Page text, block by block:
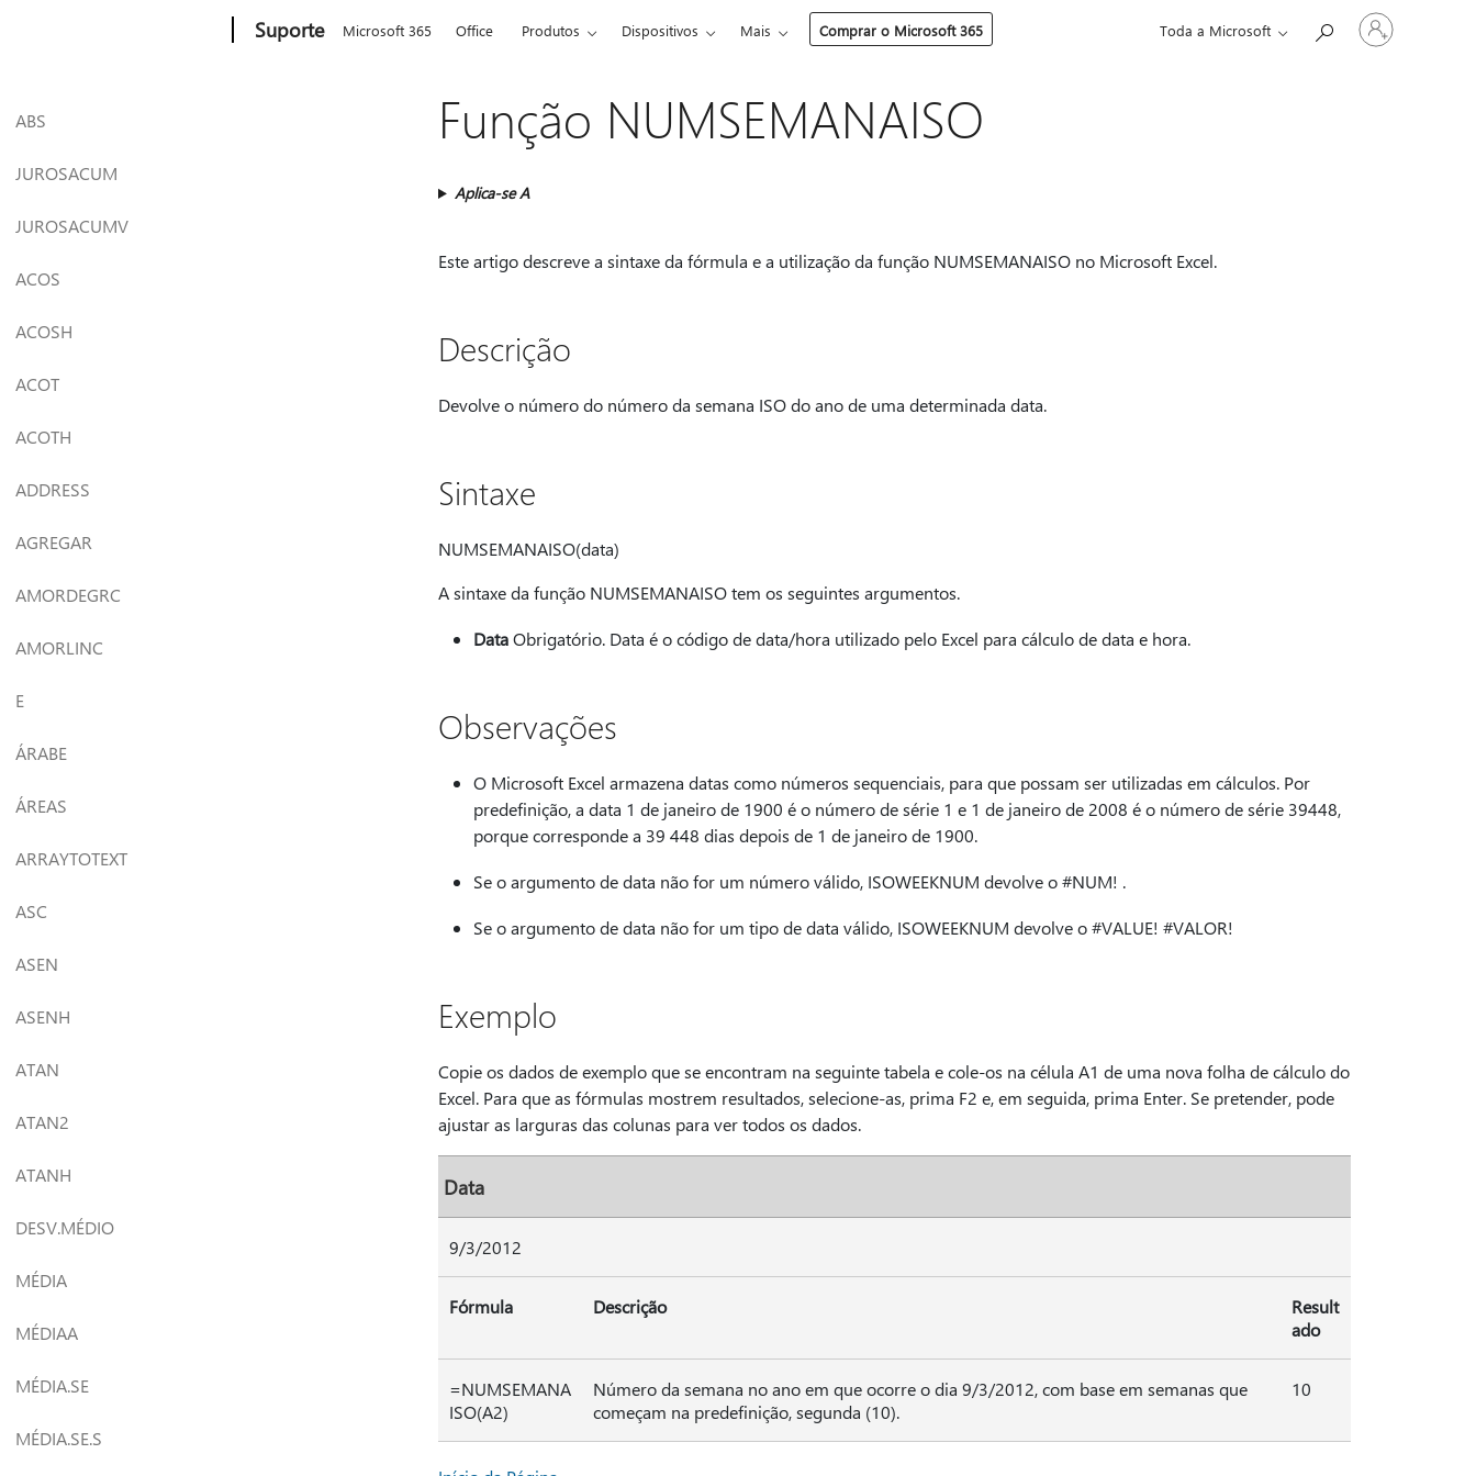
Suporte Microsoft 365 Office Produtos Dispositivos Mais Comprar o Microsoft 365 Toda a Microsoft
Iniciar
sessão
ABS
JUROSACUM
JUROSACUMV
ACOS
ACOSH
ACOT
ACOTH
ADDRESS
AGREGAR
AMORDEGRC
AMORLINC
E
ÁRABE
ÁREAS
ARRAYTOTEXT
ASC
ASEN
ASENH
ATAN
ATAN2
ATANH
DESV.MÉDIO
MÉDIA
MÉDIAA
MÉDIA.SE
MÉDIA.SE.S
Função NUMSEMANAISO
Aplica-se A
Este artigo descreve a sintaxe da fórmula e a utilização da função NUMSEMANAISO no Microsoft Excel.
Descrição
Devolve o número do número da semana ISO do ano de uma determinada data.
Sintaxe
NUMSEMANAISO(data)
A sintaxe da função NUMSEMANAISO tem os seguintes argumentos.
DataObrigatório. Data é o código de data/hora utilizado pelo Excel para cálculo de data e hora.
Observações
O Microsoft Excel armazena datas como números sequenciais, para que possam ser utilizadas em cálculos. Por
predefinição, a data 1 de janeiro de 1900 é o número de série 1 e 1 de janeiro de 2008 é o número de série 39448,
porque corresponde a 39 448 dias depois de 1 de janeiro de 1900.
Se o argumento de data não for um número válido, ISOWEEKNUM devolve o #NUM! .
Se o argumento de data não for um tipo de data válido, ISOWEEKNUM devolve o #VALUE! #VALOR!
Exemplo
Copie os dados de exemplo que se encontram na seguinte tabela e cole-os na célula A1 de uma nova folha de cálculo do
Excel. Para que as fórmulas mostrem resultados, selecione-as, prima F2 e, em seguida, prima Enter. Se pretender, pode
ajustar as larguras das colunas para ver todos os dados.
Data
9/3/2012
Fórmula Descrição
Result
ado
=NUMSEMANA
ISO(A2)
Número da semana no ano em que ocorre o dia 9/3/2012, com base em semanas que
começam na predefinição, segunda (10).
10